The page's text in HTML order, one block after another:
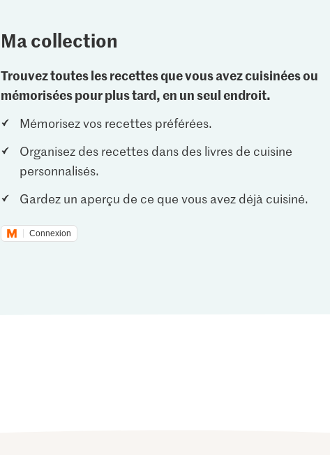
Ma collection
Trouvez toutes les recettes que vous avez cuisinées ou
mémorisées pour plus tard, en un seul endroit.
Mémorisez vos recettes préférées.
Organisez des recettes dans des livres de cuisine
personnalisés.
Gardez un aperçu de ce que vous avez déjà cuisiné.
Connexion